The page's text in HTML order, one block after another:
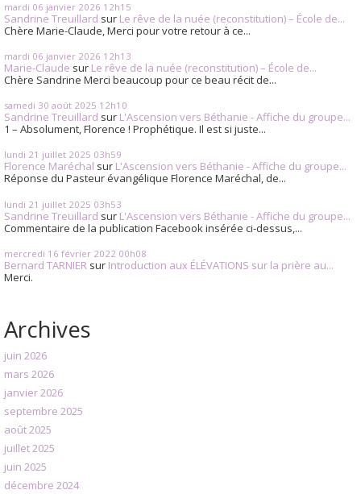
mardi 06 janvier 2026 12h15
Sandrine Treuillard sur Le rêve de la nuée (reconstitution) – École de...
Chère Marie-Claude, Merci pour votre retour à ce...
mardi 06 janvier 2026 12h13
Marie-Claude sur Le rêve de la nuée (reconstitution) – École de...
Chère Sandrine Merci beaucoup pour ce beau récit de...
samedi 30 août 2025 12h10
Sandrine Treuillard sur L'Ascension vers Béthanie - Affiche du groupe...
1 – Absolument, Florence ! Prophétique. Il est si juste...
lundi 21 juillet 2025 03h59
Florence Maréchal sur L'Ascension vers Béthanie - Affiche du groupe...
Réponse du Pasteur évangélique Florence Maréchal, de...
lundi 21 juillet 2025 03h53
Sandrine Treuillard sur L'Ascension vers Béthanie - Affiche du groupe...
Commentaire de la publication Facebook insérée ci-dessus,...
mercredi 16 février 2022 00h08
Bernard TARNIER sur Introduction aux ÉLÉVATIONS sur la prière au...
Merci.
Archives
juin 2026
mars 2026
janvier 2026
septembre 2025
août 2025
juillet 2025
juin 2025
décembre 2024